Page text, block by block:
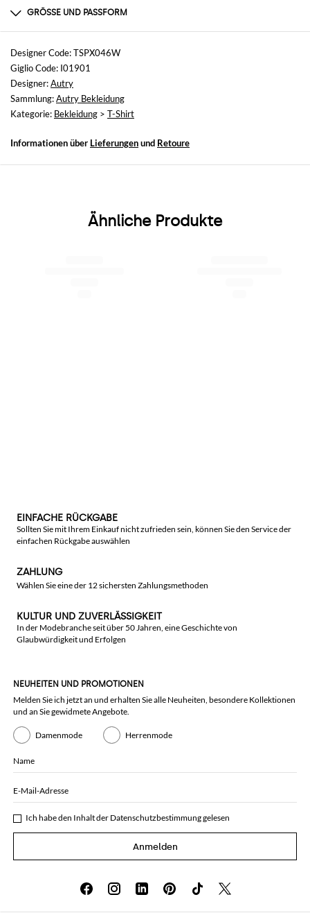
nicht verfügbar
GRÖSSE UND PASSFORM
Größen
nicht verfügbar
Größe und Passform
Normale Passform
Designer Code: TSPX046W
Giglio Code: I01901
Designer:Autry
Sammlung:Autry Bekleidung
Kategorie: Bekleidung > T-Shirt
Informationen über Lieferungenund Retoure
Ähnliche Produkte
EINFACHE RÜCKGABE
Sollten Sie mit Ihrem Einkauf nicht zufrieden sein, können Sie den Service der
einfachen Rückgabe auswählen
ZAHLUNG
Wählen Sie eine der 12 sichersten Zahlungsmethoden
KULTUR UND ZUVERLÄSSIGKEIT
In der Modebranche seit über 50 Jahren, eine Geschichte von
Glaubwürdigkeit und Erfolgen
NEUHEITEN UND PROMOTIONEN
Melden Sie ich jetzt an und erhalten Sie alle Neuheiten, besondere Kollektionen
und an Sie gewidmete Angebote.
Damenmode Herrenmode
Name
E-Mail-Adresse
Ich habe den Inhalt der Datenschutzbestimmunggelesen
Anmelden